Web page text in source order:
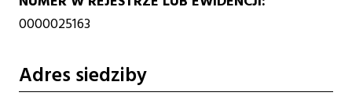
0000025163
Adres siedziby